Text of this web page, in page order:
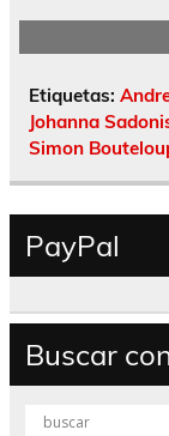
Etiquetas:
Johanna
Simon
PayPal
Buscar